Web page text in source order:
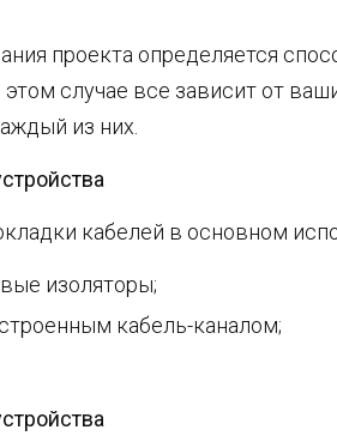
проекта определяется
случае все зависит от
из них.
кабелей в основном
изоляторы;
кабель-каналом;